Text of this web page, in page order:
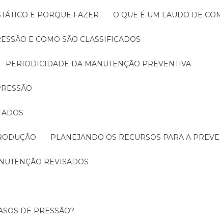
E PORQUE FAZER O QUE É UM LAUDO DE
E COMO SÃO CLASSIFICADOS
PERIODICIDADE DA MANUTENÇÃO PREVENTIVA
PLANEJANDO OS RECURSOS PARA A
REVISADOS
DE PRESSÃO?